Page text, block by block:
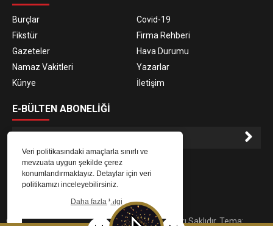
Veri politikasındaki amaçlarla sınırlı ve
mevzuata uygun şekilde çerez
konumlandırmaktayız. Detaylar için veri
politikamızı inceleyebilirsiniz.
Daha fazla bilgi
Burçlar
Covid-19
Fikstür
Firma Rehberi
Gazeteler
Hava Durumu
Namaz Vakitleri
Yazarlar
Künye
İletişim
E-BÜLTEN ABONELİĞİ
E-Bülten aboneliği ile haberlere daha hızlı erişin.
© 2023Gaziantep Radyo Zeugma. Tüm Hakları Saklıdır. Tema: